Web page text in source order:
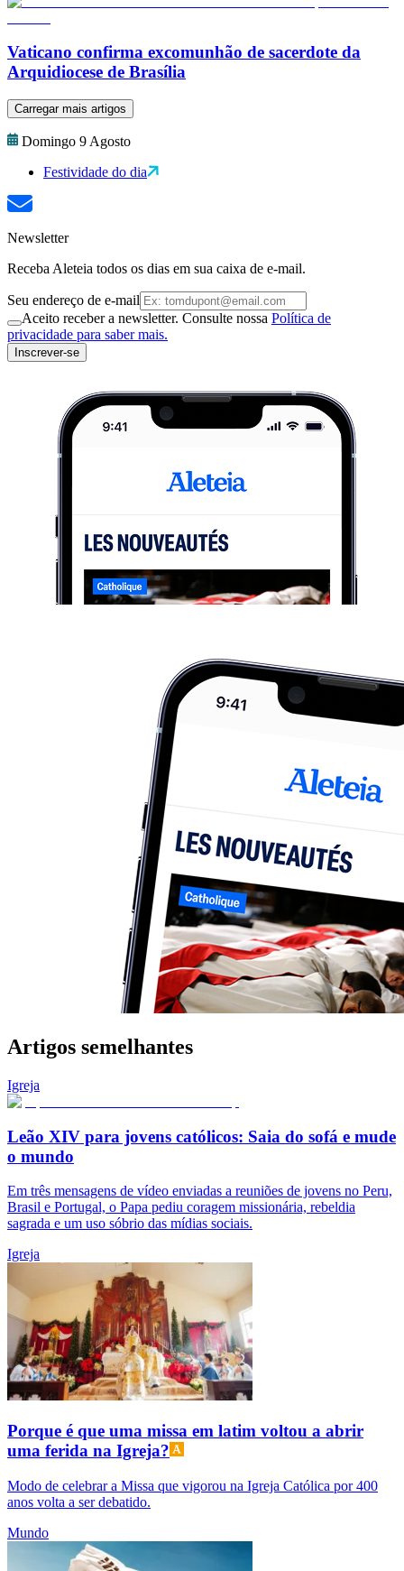
Vaticano confirma excomunhão de sacerdote da
Arquidiocese de Brasília
Carregar mais artigos
Domingo 9 Agosto
Festividade do dia
Newsletter
Receba Aleteia todos os dias em sua caixa de e-mail.
Seu endereço de e-mail
Aceito receber a newsletter. Consulte nossa Política de
privacidade para saber mais.
Inscrever-se
Artigos semelhantes
Igreja
Leão XIV para jovens católicos: Saia do sofá e mude
o mundo
Em três mensagens de vídeo enviadas a reuniões de jovens no Peru,
Brasil e Portugal, o Papa pediu coragem missionária, rebeldia
sagrada e um uso sóbrio das mídias sociais.
Igreja
Porque é que uma missa em latim voltou a abrir
uma ferida na Igreja?
Modo de celebrar a Missa que vigorou na Igreja Católica por 400
anos volta a ser debatido.
Mundo